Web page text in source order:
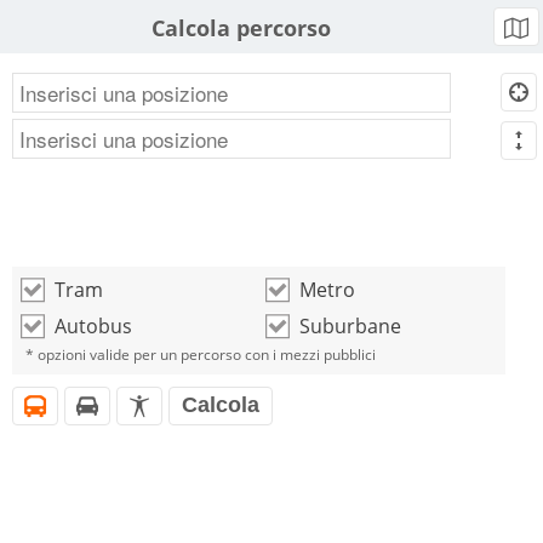
Calcola percorso b
d
m
o Tram o Metro
o Autobus o Suburbane
* opzioni valide per un percorso con i mezzi pubblici
i h l Calcola